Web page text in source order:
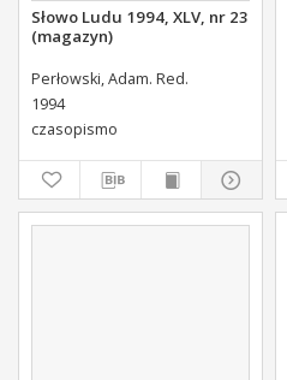
Słowo Ludu 1994, XLV, nr 23
(magazyn)
Perłowski, Adam. Red.
1994
czasopismo